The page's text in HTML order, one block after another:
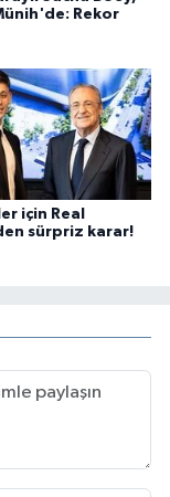
Rekor
için Real
sürpriz karar!